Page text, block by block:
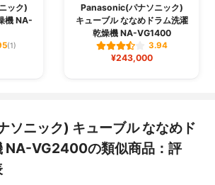
ック)
機 NA-
(1)
Panasonic(パナソニック)
キューブル ななめドラム洗濯
乾燥機 NA-VG1400
3.94
¥243,000
ソニック) キューブル ななめド
NA-VG2400の類似商品：評